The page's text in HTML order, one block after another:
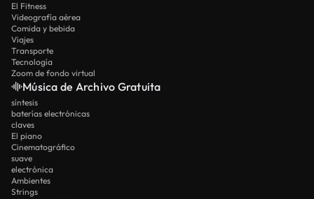
El Fitness
Videografía aérea
Comida y bebida
Viajes
Transporte
Tecnología
Zoom de fondo virtual
Música de Archivo Gratuita
síntesis
baterías electrónicas
claves
El piano
Cinematográfico
suave
electrónica
Ambientes
Strings